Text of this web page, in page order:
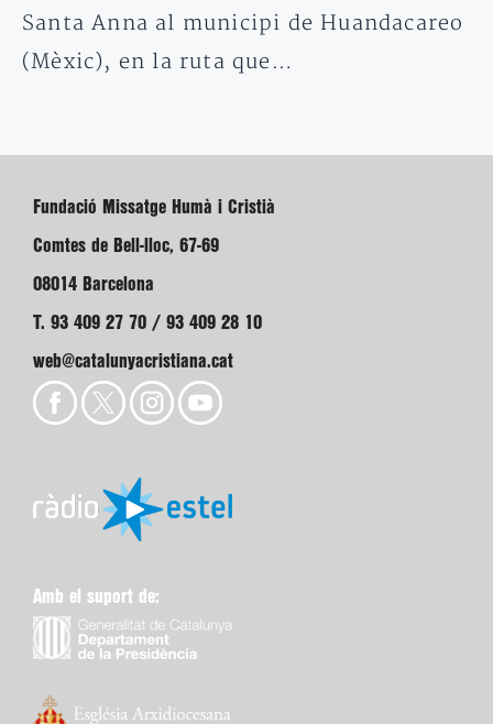
Santa Anna al municipi de Huandacareo
(Mèxic), en la ruta que…
Fundació Missatge Humà i Cristià
Comtes de Bell-lloc, 67-69
08014 Barcelona
T. 93 409 27 70 / 93 409 28 10
web@catalunyacristiana.cat
Amb el suport de: